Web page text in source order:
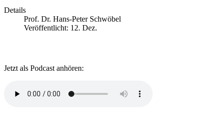
Details
Prof. Dr. Hans-Peter Schwöbel
Veröffentlicht: 12. Dez.
Jetzt als Podcast anhören: